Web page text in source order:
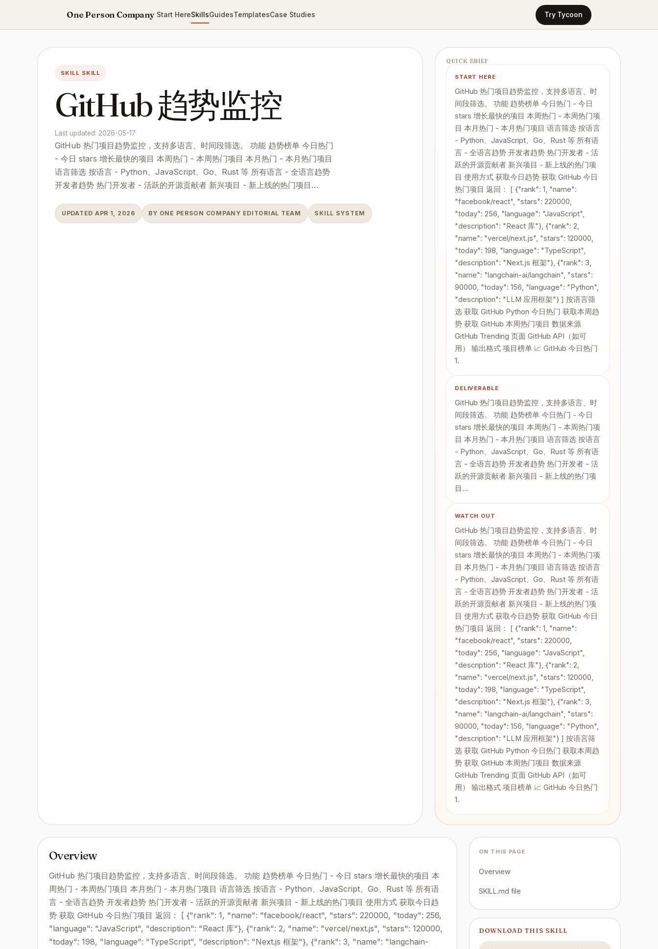
One Person Company Start HereSkillsGuidesTemplatesCase Studies Try Tycoon
SKILL SKILL
GitHub 趋势监控
Last updated: 2026-05-17
GitHub 热门项目趋势监控，支持多语言、时间段筛选。 功能 趋势榜单 今日热门
- 今日 stars 增长最快的项目 本周热门 - 本周热门项目 本月热门 - 本月热门项目
语言筛选 按语言 - Python、JavaScript、Go、Rust 等 所有语言 - 全语言趋势
开发者趋势 热门开发者 - 活跃的开源贡献者 新兴项目 - 新上线的热门项目…
UPDATED APR 1, 2026 BY ONE PERSON COMPANY EDITORIAL TEAM SKILL SYSTEM
QUICK BRIEF
START HERE
GitHub 热门项目趋势监控，支持多语言、时
间段筛选。 功能 趋势榜单 今日热门 - 今日
stars 增长最快的项目 本周热门 - 本周热门项
目 本月热门 - 本月热门项目 语言筛选 按语言
- Python、JavaScript、Go、Rust 等 所有语
言 - 全语言趋势 开发者趋势 热门开发者 - 活
跃的开源贡献者 新兴项目 - 新上线的热门项
目 使用方式 获取今日趋势 获取 GitHub 今日
热门项目 返回： [ {"rank": 1, "name":
"facebook/react", "stars": 220000,
"today": 256, "language": "JavaScript",
"description": "React 库"}, {"rank": 2,
"name": "vercel/next.js", "stars": 120000,
"today": 198, "language": "TypeScript",
"description": "Next.js 框架"}, {"rank": 3,
"name": "langchain-ai/langchain", "stars":
90000, "today": 156, "language": "Python",
"description": "LLM 应用框架"} ] 按语言筛
选 获取 GitHub Python 今日热门 获取本周趋
势 获取 GitHub 本周热门项目 数据来源
GitHub Trending 页面 GitHub API（如可
用） 输出格式 项目榜单 📈 GitHub 今日热门
1.
DELIVERABLE
GitHub 热门项目趋势监控，支持多语言、时
间段筛选。 功能 趋势榜单 今日热门 - 今日
stars 增长最快的项目 本周热门 - 本周热门项
目 本月热门 - 本月热门项目 语言筛选 按语言
- Python、JavaScript、Go、Rust 等 所有语
言 - 全语言趋势 开发者趋势 热门开发者 - 活
跃的开源贡献者 新兴项目 - 新上线的热门项
目…
WATCH OUT
GitHub 热门项目趋势监控，支持多语言、时
间段筛选。 功能 趋势榜单 今日热门 - 今日
stars 增长最快的项目 本周热门 - 本周热门项
目 本月热门 - 本月热门项目 语言筛选 按语言
- Python、JavaScript、Go、Rust 等 所有语
言 - 全语言趋势 开发者趋势 热门开发者 - 活
跃的开源贡献者 新兴项目 - 新上线的热门项
目 使用方式 获取今日趋势 获取 GitHub 今日
热门项目 返回： [ {"rank": 1, "name":
"facebook/react", "stars": 220000,
"today": 256, "language": "JavaScript",
"description": "React 库"}, {"rank": 2,
"name": "vercel/next.js", "stars": 120000,
"today": 198, "language": "TypeScript",
"description": "Next.js 框架"}, {"rank": 3,
"name": "langchain-ai/langchain", "stars":
90000, "today": 156, "language": "Python",
"description": "LLM 应用框架"} ] 按语言筛
选 获取 GitHub Python 今日热门 获取本周趋
势 获取 GitHub 本周热门项目 数据来源
GitHub Trending 页面 GitHub API（如可
用） 输出格式 项目榜单 📈 GitHub 今日热门
1.
Overview
GitHub 热门项目趋势监控，支持多语言、时间段筛选。 功能 趋势榜单 今日热门 - 今日 stars 增长最快的项目 本
周热门 - 本周热门项目 本月热门 - 本月热门项目 语言筛选 按语言 - Python、JavaScript、Go、Rust 等 所有语
言 - 全语言趋势 开发者趋势 热门开发者 - 活跃的开源贡献者 新兴项目 - 新上线的热门项目 使用方式 获取今日趋
势 获取 GitHub 今日热门项目 返回： [ {"rank": 1, "name": "facebook/react", "stars": 220000, "today": 256,
"language": "JavaScript", "description": "React 库"}, {"rank": 2, "name": "vercel/next.js", "stars": 120000,
"today": 198, "language": "TypeScript", "description": "Next.js 框架"}, {"rank": 3, "name": "langchain-
ON THIS PAGE
Overview
SKILL.md file
DOWNLOAD THIS SKILL